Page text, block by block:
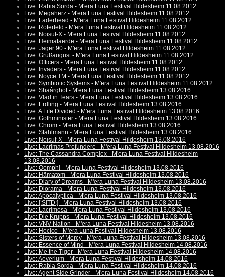
Live: Rabia Sorda - M'era Luna Festival Hildesheim 11.08.2012
Live: Megaherz - M'era Luna Festival Hildesheim 11.08.2012
Live: Faderhead - M'era Luna Festival Hildesheim 11.08.2012
Live: Roterfeld - M'era Luna Festival Hildesheim 11.08.2012
Live: Noisuf-X - M'era Luna Festival Hildesheim 11.08.2012
Live: Heimataerde - M'era Luna Festival Hildesheim 11.08.2012
Live: Jäger 90 - M'era Luna Festival Hildesheim 11.08.2012
Live: Grüßaugust - M'era Luna Festival Hildesheim 11.08.2012
Live: Officers - M'era Luna Festival Hildesheim 11.08.2012
Live: Invaders - M'era Luna Festival Hildesheim 11.08.2012
Live: Noyce TM - M'era Luna Festival Hildesheim 11.08.2012
Live: Symbiotic Systems - M'era Luna Festival Hildesheim 11.08.2012
Live: Shaârghot - M'era Luna Festival Hildesheim 13.08.2016
Live: Vlad in Tears - M'era Luna Festival Hildesheim 13.08.2016
Live: Erdling - M'era Luna Festival Hildesheim 13.08.2016
Live: A Life Divided - M'era Luna Festival Hildesheim 13.08.2016
Live: Gothminister - M'era Luna Festival Hildesheim 13.08.2016
Live: Chrom - M'era Luna Festival Hildesheim 13.08.2016
Live: Stahlmann - M'era Luna Festival Hildesheim 13.08.2016
Live: Noisuf-X - M'era Luna Festival Hildesheim 13.08.2016
Live: Lacrimas Profundere - M'era Luna Festival Hildesheim 13.08.2016
Live: The Cassandra Complex - M'era Luna Festival Hildesheim
13.08.2016
Live: Oomph! - M'era Luna Festival Hildesheim 13.08.2016
Live: Hämatom - M'era Luna Festival Hildesheim 13.08.2016
Live: Diary of Dreams - M'era Luna Festival Hildesheim 13.08.2016
Live: Diorama - M'era Luna Festival Hildesheim 13.08.2016
Live: Apocalyptica - M'era Luna Festival Hildesheim 13.08.2016
Live: [:SITD:] - M'era Luna Festival Hildesheim 13.08.2016
Live: Lacrimosa - M'era Luna Festival Hildesheim 13.08.2016
Live: Die Krupps - M'era Luna Festival Hildesheim 13.08.2016
Live: VNV Nation - M'era Luna Festival Hildesheim 13.08.2016
Live: Hocico - M'era Luna Festival Hildesheim 13.08.2016
Live: Sisters of Mercy - M'era Luna Festival Hildesheim 13.08.2016
Live: Essence of Mind - M'era Luna Festival Hildesheim 14.08.2016
Live: Me the Tiger - M'era Luna Festival Hildesheim 14.08.2016
Live: Aeverium - M'era Luna Festival Hildesheim 14.08.2016
Live: Rabia Sorda - M'era Luna Festival Hildesheim 14.08.2016
Live: Agent Side Grinder - M'era Luna Festival Hildesheim 14.08.2016